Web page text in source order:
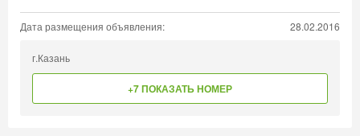
Дата размещения объявления: 28.02.2016
г.Казань
+7 ПОКАЗАТЬ НОМЕР